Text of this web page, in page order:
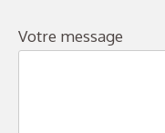
Votre message